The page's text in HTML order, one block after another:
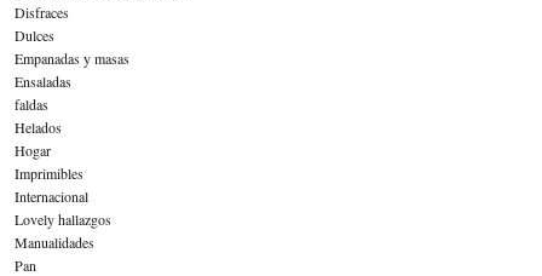
Disfraces
Dulces
Empanadas y masas
Ensaladas
faldas
Helados
Hogar
Imprimibles
Internacional
Lovely hallazgos
Manualidades
Pan